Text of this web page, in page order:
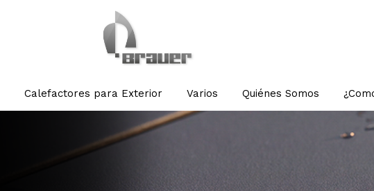
Calefactores para Exterior Varios Quiénes Somos